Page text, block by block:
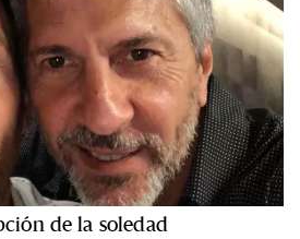
de la soledad